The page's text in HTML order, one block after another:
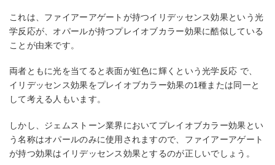
これは、ファイアーアゲートが持つイリデッセンス効果という光
学反応が、オパールが持つプレイオブカラー効果に酷似している
ことが由来です。
両者ともに光を当てると表面が虹色に輝くという光学反応 で、
イリデッセンス効果をプレイオブカラー効果の1種または同一と
して考える人もいます。
しかし、ジェムストーン業界においてプレイオブカラー効果とい
う名称はオパールのみに使用されますので、ファイアーアゲート
が持つ効果はイリデッセンス効果とするのが正しいでしょう。